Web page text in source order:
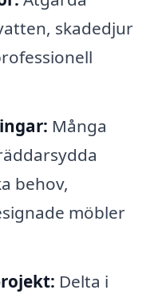
skadedjur
Många
behov,
möbler
Delta i